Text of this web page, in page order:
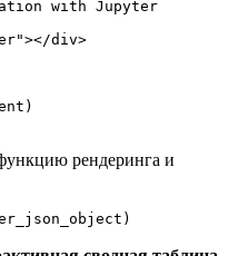
рендеринга и